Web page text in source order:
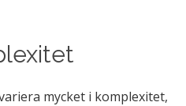
mycket i komplexitet,